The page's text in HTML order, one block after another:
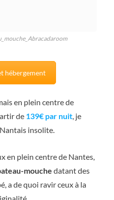
hébergement
en plein centre de
de 139€ par nuit , je
insolite.
en plein centre de Nantes,
mouche datant des
a de quoi ravir ceux à la